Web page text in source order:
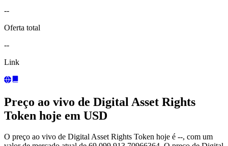
--
Oferta total
--
Link
Preço ao vivo de Digital Asset Rights
Token hoje em USD
O preço ao vivo de Digital Asset Rights Token hoje é --, com um